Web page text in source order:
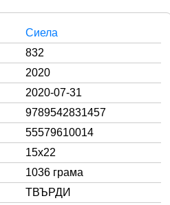
Сиела
832
2020
2020-07-31
9789542831457
55579610014
15x22
1036 грама
ТВЪРДИ